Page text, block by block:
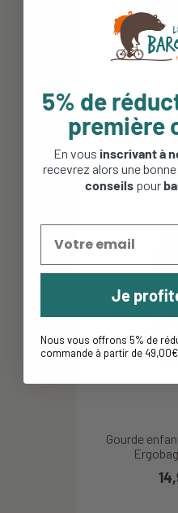
Kid Kanteen
bouchon
Gourde
5% de
première
En vous inscrivant à
recevrez alors une
conseils pour
Je
Nous vous offrons 5% de
commande à partir de